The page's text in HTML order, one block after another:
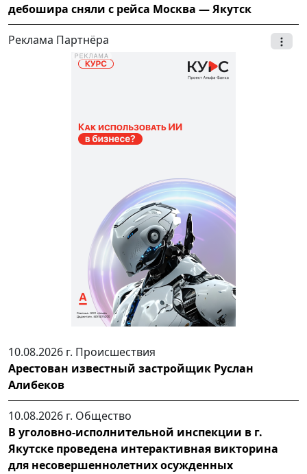
дебошира сняли с рейса Москва — Якутск
Реклама Партнёра
10.08.2026 г. Происшествия
Арестован известный застройщик Руслан
Алибеков
10.08.2026 г. Общество
В уголовно-исполнительной инспекции в г.
Якутске проведена интерактивная викторина
для несовершеннолетних осужденных